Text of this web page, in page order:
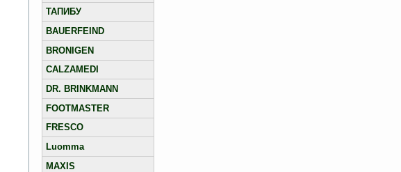
ТАПИБУ
BAUERFEIND
BRONIGEN
CALZAMEDI
DR. BRINKMANN
FOOTMASTER
FRESCO
Luomma
MAXIS